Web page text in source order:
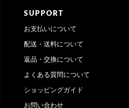
SUPPORT
お支払いについて
配送・送料について
返品・交換について
よくある質問について
ショッピングガイド
お問い合わせ